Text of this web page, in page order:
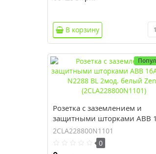
В корзину
Розетка с заземлением и
защитными шторками ABB
250В N2288 BL 2мод. белый
(2CLA228800N1101)
2CLA228800N1101
0